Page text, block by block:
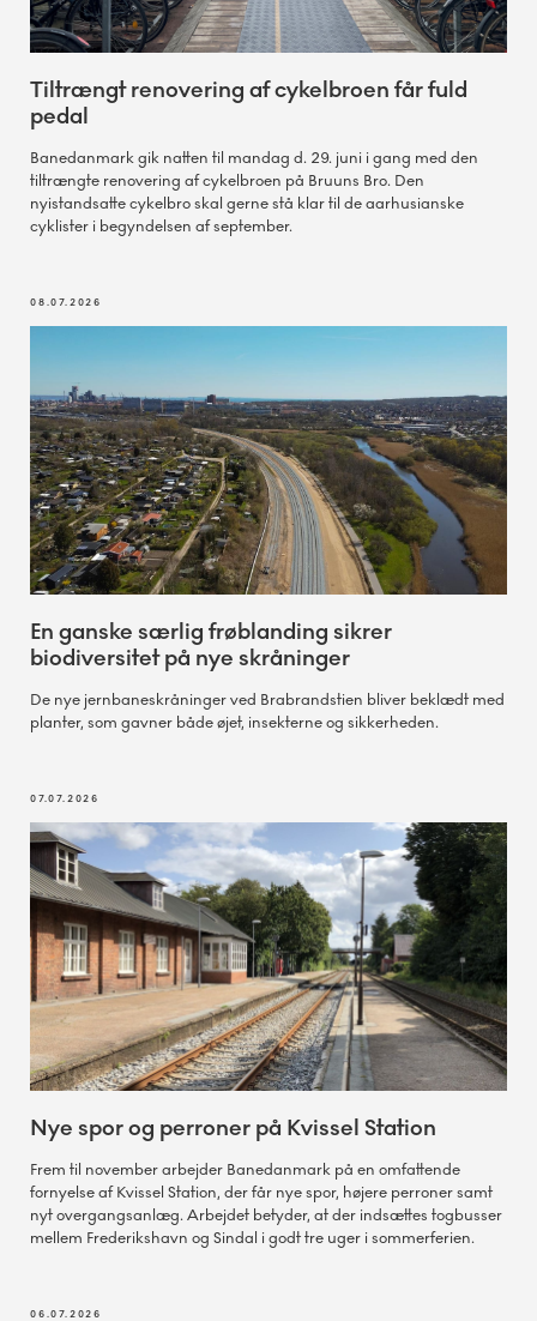
Tiltrængt renovering af cykelbroen får fuld
pedal
Banedanmark gik natten til mandag d. 29. juni i gang med den
tiltrængte renovering af cykelbroen på Bruuns Bro. Den
nyistandsatte cykelbro skal gerne stå klar til de aarhusianske
cyklister i begyndelsen af september.
08.07.2026
En ganske særlig frøblanding sikrer
biodiversitet på nye skråninger
De nye jernbaneskråninger ved Brabrandstien bliver beklædt med
planter, som gavner både øjet, insekterne og sikkerheden.
07.07.2026
Nye spor og perroner på Kvissel Station
Frem til november arbejder Banedanmark på en omfattende
fornyelse af Kvissel Station, der får nye spor, højere perroner samt
nyt overgangsanlæg. Arbejdet betyder, at der indsættes togbusser
mellem Frederikshavn og Sindal i godt tre uger i sommerferien.
06.07.2026